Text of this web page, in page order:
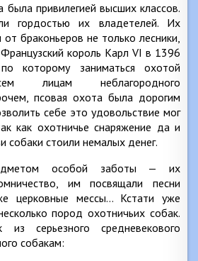
была привилегией высших классов.
гордостью их владетелей. Их
браконьеров не только лесники,
король Карл VI в 1396
которому заниматься охотой
лицам неблагородного
псовая охота была дорогим
себе это удовольствие мог
как охотничье снаряжение да и
собаки стоили немалых денег.
особой заботы — их
им посвящали песни
церковные мессы… Кстати уже
пород охотничьих собак.
серьезного средневекового
собакам: